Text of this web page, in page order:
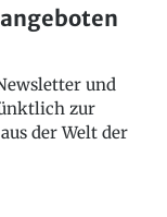
und
zur
der Welt der